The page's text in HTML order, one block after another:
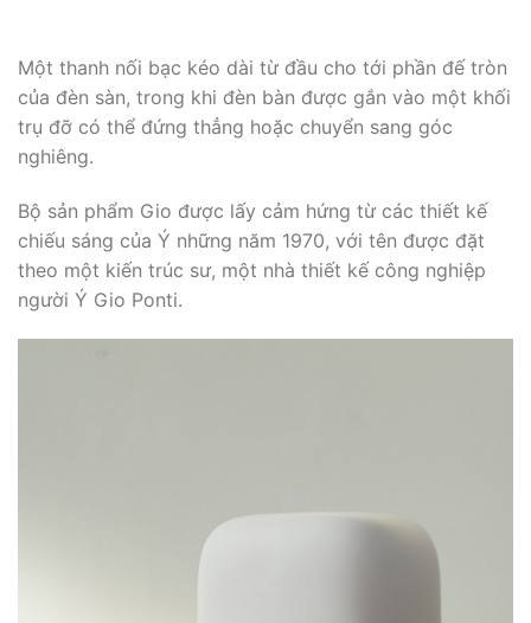
Một thanh nối bạc kéo dài từ đầu cho tới phần đế tròn
của đèn sàn, trong khi đèn bàn được gắn vào một khối
trụ đỡ có thể đứng thẳng hoặc chuyển sang góc
nghiêng.
Bộ sản phẩm Gio được lấy cảm hứng từ các thiết kế
chiếu sáng của Ý những năm 1970, với tên được đặt
theo một kiến trúc sư, một nhà thiết kế công nghiệp
người Ý Gio Ponti.